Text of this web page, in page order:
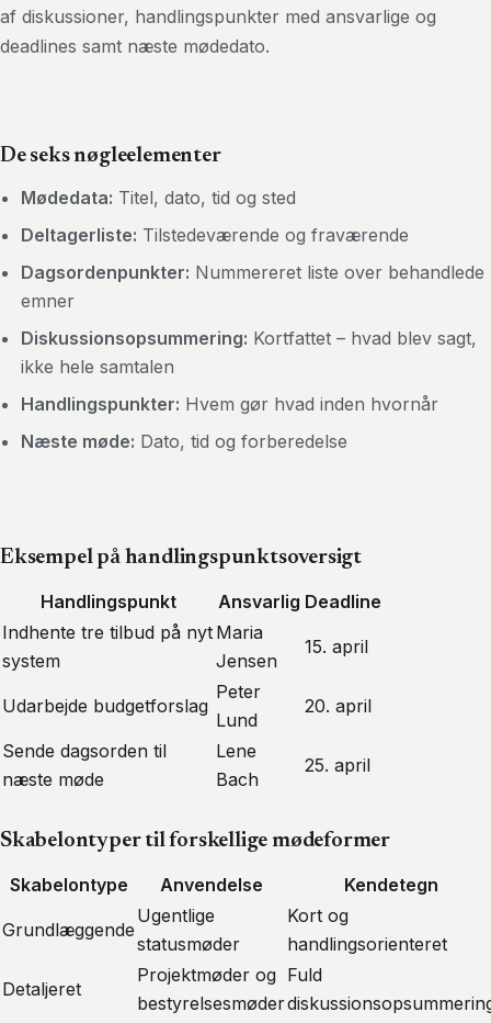
af diskussioner, handlingspunkter med ansvarlige og
deadlines samt næste mødedato.
De seks nøgleelementer
Mødedata: Titel, dato, tid og sted
Deltagerliste: Tilstedeværende og fraværende
Dagsordenpunkter: Nummereret liste over behandlede
emner
Diskussionsopsummering: Kortfattet – hvad blev sagt,
ikke hele samtalen
Handlingspunkter: Hvem gør hvad inden hvornår
Næste møde: Dato, tid og forberedelse
Eksempel på handlingspunktsoversigt
Handlingspunkt
Ansvarlig Deadline
Indhente tre tilbud på nyt
system
Maria
Jensen
15. april
Udarbejde budgetforslag
Peter
Lund
20. april
Sende dagsorden til
næste møde
Lene
Bach
25. april
Skabelontyper til forskellige mødeformer
Skabelontype
Anvendelse Kendetegn
Grundlæggende
Ugentlige
statusmøder
Kort og
handlingsorienteret
Detaljeret
Projektmøder og
bestyrelsesmøder
Fuld